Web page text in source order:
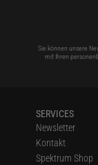
Sie können unsere
mit Ihren
SERVICES
Newsletter
Kontakt
Spektrum Shop